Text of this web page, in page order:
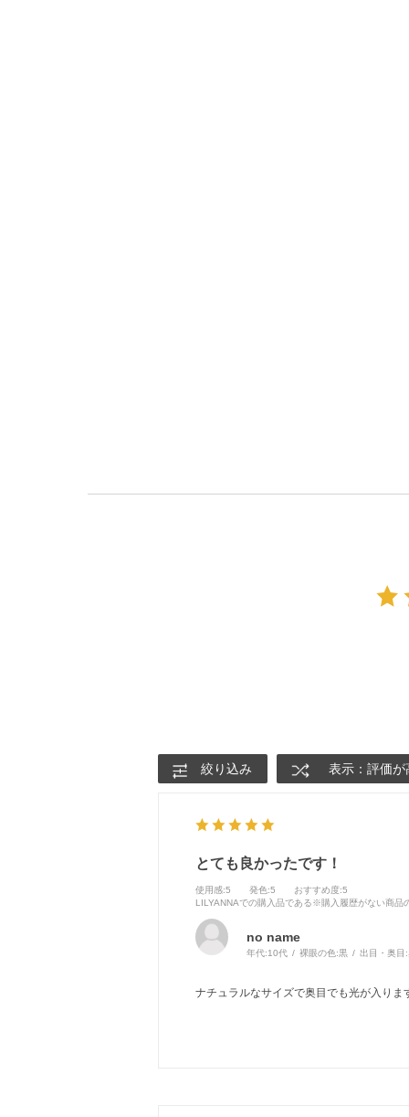
絞り込み 表示：評価が
とても良かったです！
使用感:5 発色:5 おすすめ度:5
LILYANNAでの購入品である※購入履歴がない商品
no name
年代:10代 裸眼の色:黒 出目・奥目:
ナチュラルなサイズで奥目でも光が入り